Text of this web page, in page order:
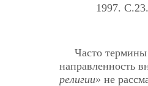
1997. C.23.
Часто термины
направленность
религии» не